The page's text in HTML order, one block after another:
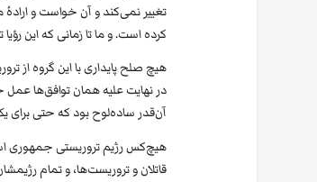
تغییر نمی‌کند و آن خواست و ارادهٔ
کرده است. و ما تا زمانی که این
هیچ صلح پایداری با این گروه از
در نهایت علیه همان توافق‌ها عمل
آن‌قدر ساده‌لوح بود که حتی برای
هیچ‌کس رژیم تروریستی جمهوری
قاتلان و تروریست‌ها، و تمام